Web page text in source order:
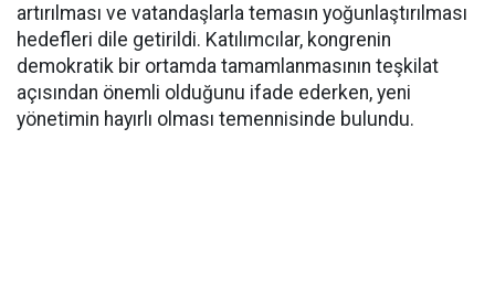
artırılması ve vatandaşlarla temasın yoğunlaştırılması
hedefleri dile getirildi. Katılımcılar, kongrenin
demokratik bir ortamda tamamlanmasının teşkilat
açısından önemli olduğunu ifade ederken, yeni
yönetimin hayırlı olması temennisinde bulundu.